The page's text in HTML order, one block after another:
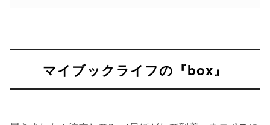
マイブックライフの『box』